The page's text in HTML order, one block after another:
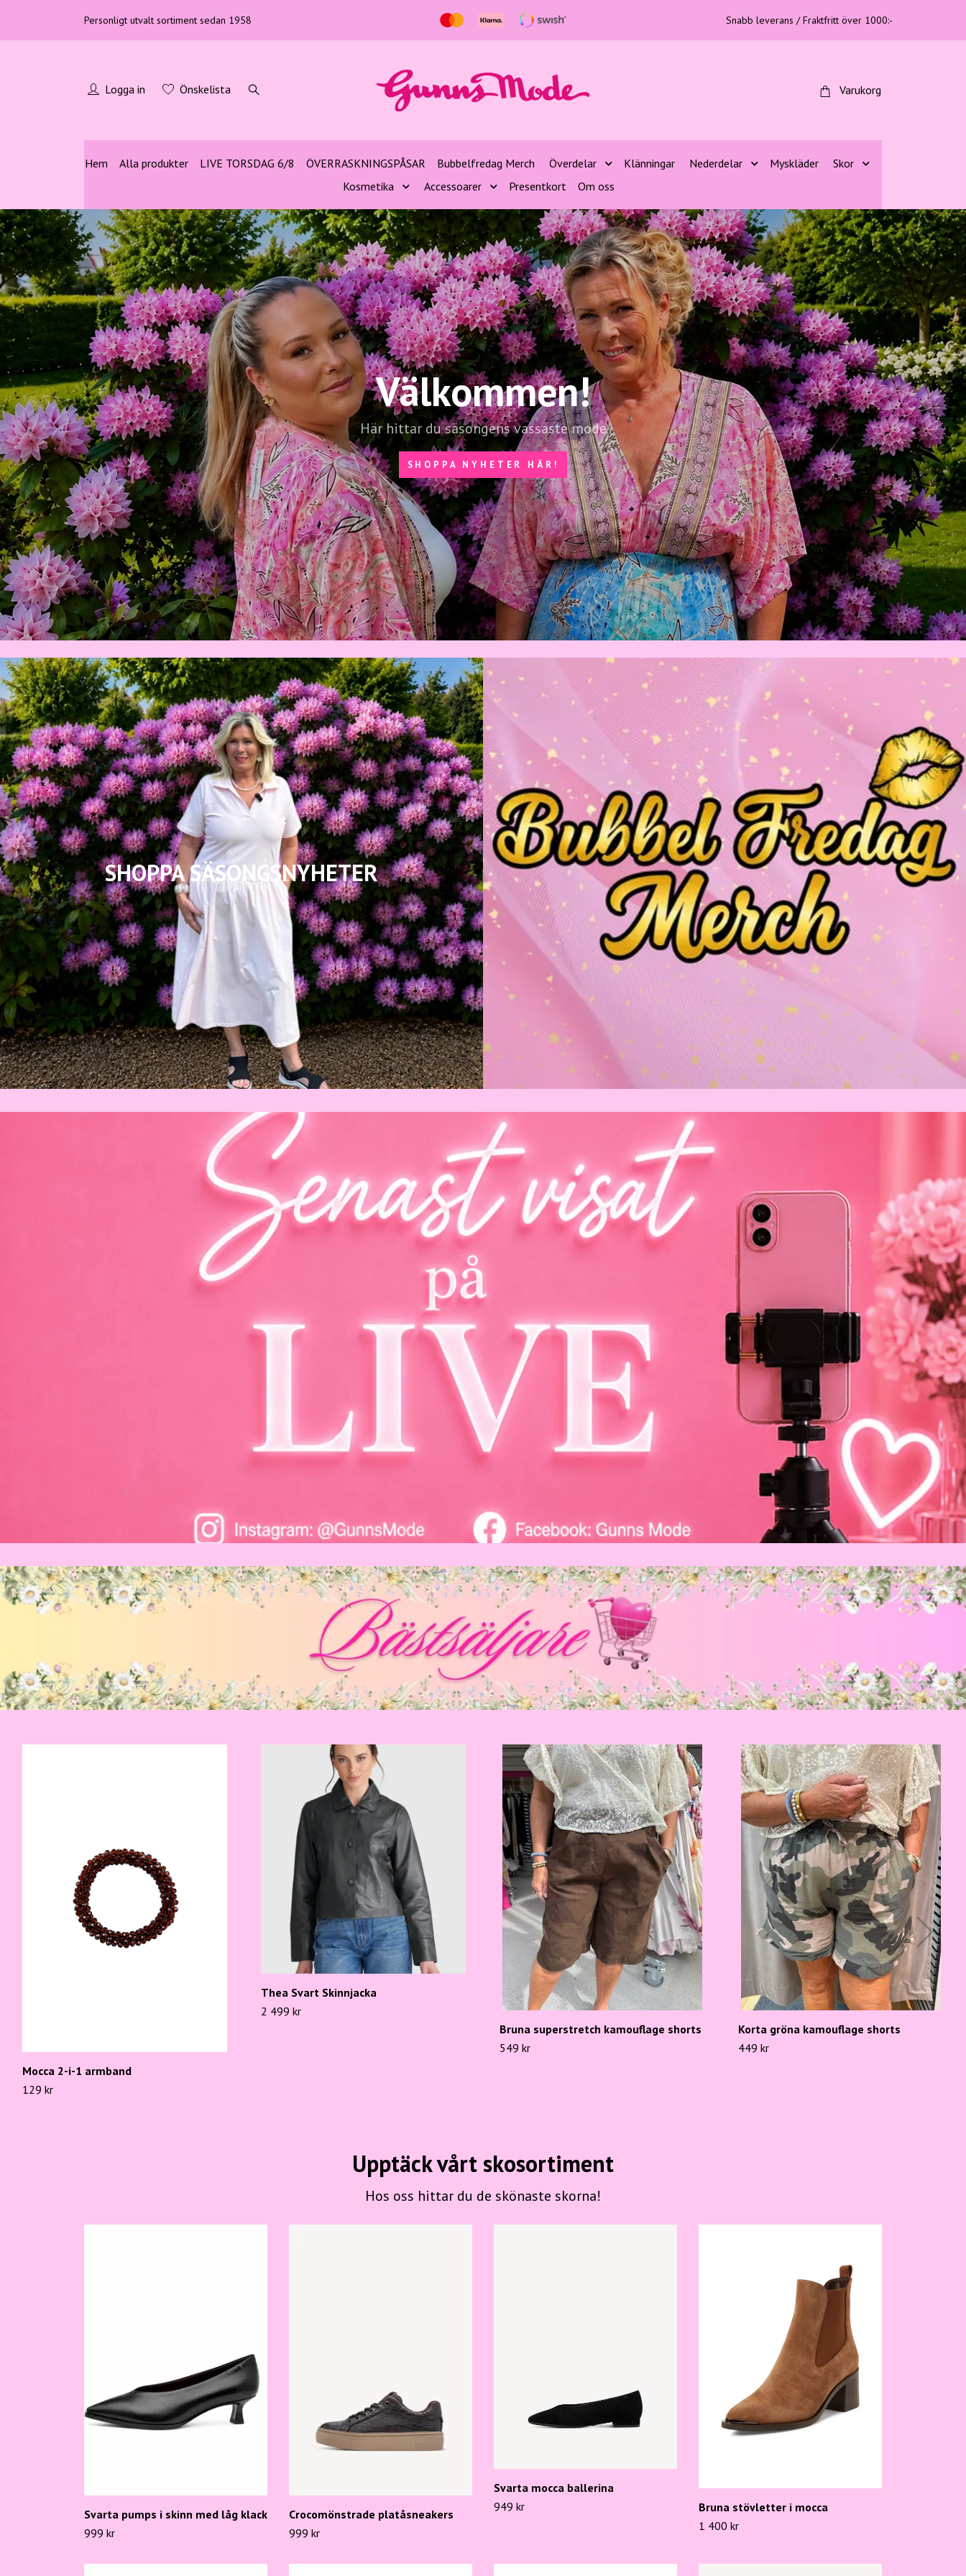
Personligt utvalt sortiment sedan 1958 Snabb leverans / Fraktfritt över 1000:-
Logga in Önskelista Varukorg
Hem Alla produkter LIVE TORSDAG 6/8 ÖVERRASKNINGSPÅSAR Bubbelfredag Merch Överdelar Klänningar Nederdelar Myskläder
Skor
Kosmetika
Accessoarer Presentkort Om oss
Tre generationer
Familjeföretag med lång erfarenhet
LÄS MER
SHOPPA SÄSONGSNYHETER
Mocca 2-i-1 armband
129 kr
Thea Svart Skinnjacka
2 499 kr
Bruna superstretch kamouflage shorts
549 kr
Korta gröna kamouflage shorts
449 kr
Upptäck vårt skosortiment
Hos oss hittar du de skönaste skorna!
Svarta pumps i skinn med låg klack
999 kr
Crocomönstrade platåsneakers
999 kr
Svarta mocca ballerina
949 kr
Bruna stövletter i mocca
1 400 kr